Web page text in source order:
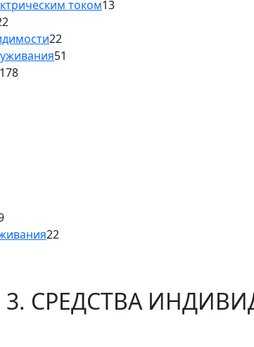
током13
22
51
178
22
3. СРЕДСТВА